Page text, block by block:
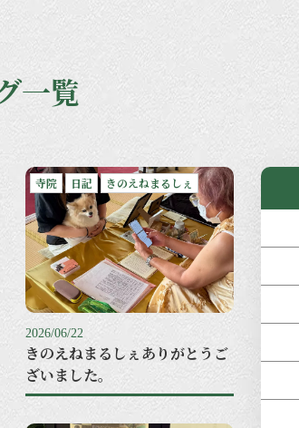
一覧
寺院 日記 きのえねまるしぇ
2026/06/22
きのえねまるしぇありがとうご
ざいました。